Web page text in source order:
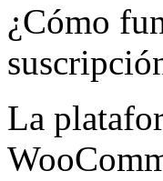
¿Cómo
La